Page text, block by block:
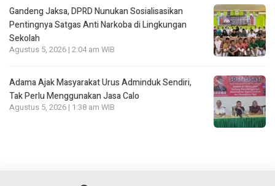
Gandeng Jaksa, DPRD Nunukan Sosialisasikan
Pentingnya Satgas Anti Narkoba di Lingkungan
Sekolah
Agustus 5, 2026 | 2:04 am WIB
Adama Ajak Masyarakat Urus Adminduk Sendiri,
Tak Perlu Menggunakan Jasa Calo
Agustus 5, 2026 | 1:38 am WIB